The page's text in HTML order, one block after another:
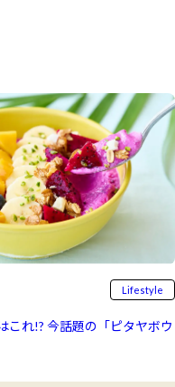
Lifestyle
これ!? 今話題の「ピタヤボウ